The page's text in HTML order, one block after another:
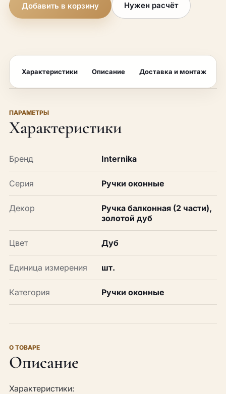
Добавить в корзину Нужен расчёт
Характеристики Описание Доставка и монтаж
ПАРАМЕТРЫ
Характеристики
Бренд Internika
Серия Ручки оконные
Декор
Ручка балконная (2 части),
золотой дуб
Цвет Дуб
Единица измерения шт.
Категория Ручки оконные
О ТОВАРЕ
Описание
Характеристики: